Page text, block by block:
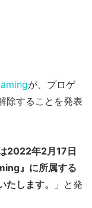
が、プロゲ
除することを発表
2022年2月17日
』に所属する
たします。
」と発